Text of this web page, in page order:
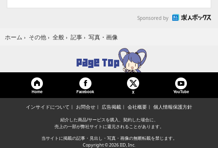
Sponsored by
ホーム › その他 › 全般 › 記事 › 写真・画像
Home Facebook X YouTube
インサイドについて お問合せ 広告掲載 会社概要 個人情報保護方針
紹介した商品/サービスを購入、契約した場合に、
売上の一部が弊社サイトに還元されることがあります。
当サイトに掲載の記事・見出し・写真・画像の無断転載を禁じます。
Copyright © 2026 IID, Inc.